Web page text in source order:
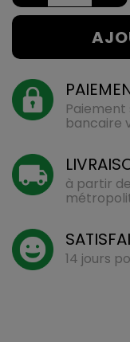
Paiement
bancaire
à partir
14 jours